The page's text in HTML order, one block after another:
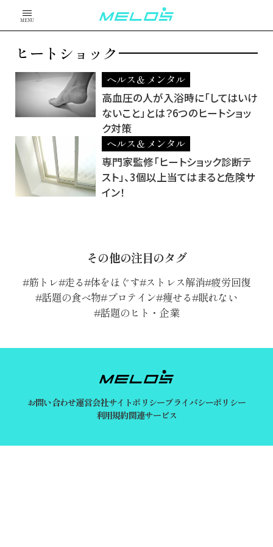
MENU
ヒートショック
ヘルス＆メンタル
高血圧の人が入浴時に「してはいけ
ないこと」とは？6つのヒートショッ
ク対策
ヘルス＆メンタル
専門家監修「ヒートショック診断テ
スト」、3個以上当てはまると危険サ
イン！
その他の注目のタグ
筋トレ 走る 体をほぐす ストレス解消 疲労回復
話題の食べ物 プロテイン 痩せる 眠れない
話題のヒト・企業
お問い合わせ運営会社サイトポリシープライバシーポリシー
利用規約関連サービス